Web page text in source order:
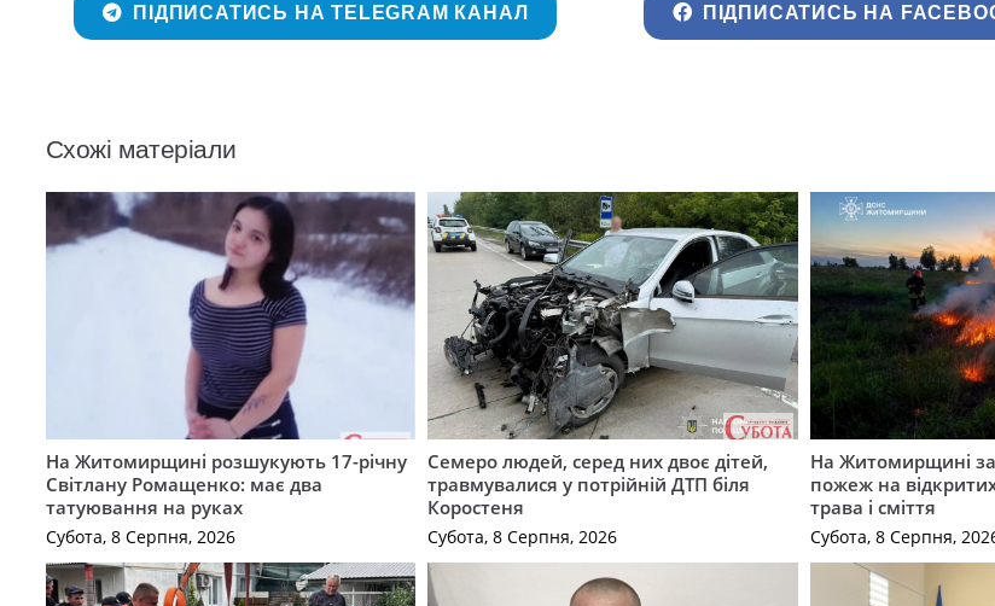
ПІДПИСАТИСЬ НА TELEGRAM КАНАЛ ПІДПИСАТИСЬ НА
Схожі матеріали
На Житомирщині розшукують 17-річну
Світлану Ромащенко: має два
татуювання на руках
Субота, 8 Серпня, 2026
Семеро людей, серед них двоє дітей,
травмувалися у потрійній ДТП біля
Коростеня
Субота, 8 Серпня, 2026
На Житомирщині за
пожеж на
трава і сміття
Субота, 8 Серпня,